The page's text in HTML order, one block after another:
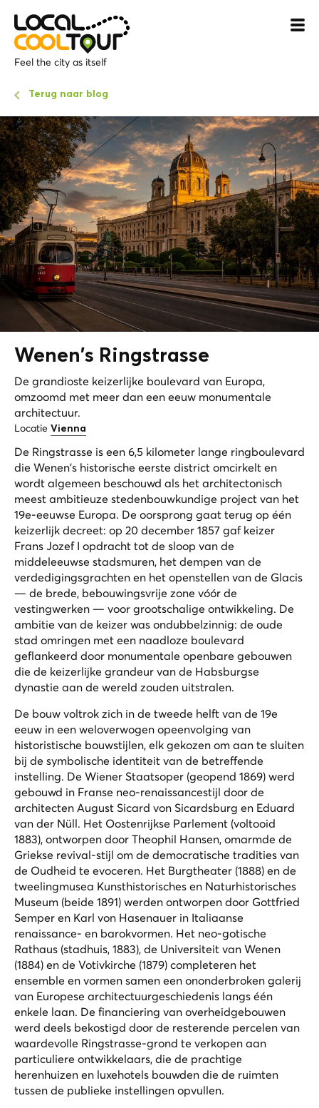
Feel the city as itself
Terug naar blog
Wenen's Ringstrasse
De grandioste keizerlijke boulevard van Europa,
omzoomd met meer dan een eeuw monumentale
architectuur.
Locatie Vienna
De Ringstrasse is een 6,5 kilometer lange ringboulevard
die Wenen's historische eerste district omcirkelt en
wordt algemeen beschouwd als het architectonisch
meest ambitieuze stedenbouwkundige project van het
19e-eeuwse Europa. De oorsprong gaat terug op één
keizerlijk decreet: op 20 december 1857 gaf keizer
Frans Jozef I opdracht tot de sloop van de
middeleeuwse stadsmuren, het dempen van de
verdedigingsgrachten en het openstellen van de Glacis
— de brede, bebouwingsvrije zone vóór de
vestingwerken — voor grootschalige ontwikkeling. De
ambitie van de keizer was ondubbelzinnig: de oude
stad omringen met een naadloze boulevard
geflankeerd door monumentale openbare gebouwen
die de keizerlijke grandeur van de Habsburgse
dynastie aan de wereld zouden uitstralen.
De bouw voltrok zich in de tweede helft van de 19e
eeuw in een weloverwogen opeenvolging van
historistische bouwstijlen, elk gekozen om aan te sluiten
bij de symbolische identiteit van de betreffende
instelling. De Wiener Staatsoper (geopend 1869) werd
gebouwd in Franse neo-renaissancestijl door de
architecten August Sicard von Sicardsburg en Eduard
van der Nüll. Het Oostenrijkse Parlement (voltooid
1883), ontworpen door Theophil Hansen, omarmde de
Griekse revival-stijl om de democratische tradities van
de Oudheid te evoceren. Het Burgtheater (1888) en de
tweelingmusea Kunsthistorisches en Naturhistorisches
Museum (beide 1891) werden ontworpen door Gottfried
Semper en Karl von Hasenauer in Italiaanse
renaissance- en barokvormen. Het neo-gotische
Rathaus (stadhuis, 1883), de Universiteit van Wenen
(1884) en de Votivkirche (1879) completeren het
ensemble en vormen samen een ononderbroken galerij
van Europese architectuurgeschiedenis langs één
enkele laan. De financiering van overheidgebouwen
werd deels bekostigd door de resterende percelen van
waardevolle Ringstrasse-grond te verkopen aan
particuliere ontwikkelaars, die de prachtige
herenhuizen en luxehotels bouwden die de ruimten
tussen de publieke instellingen opvullen.